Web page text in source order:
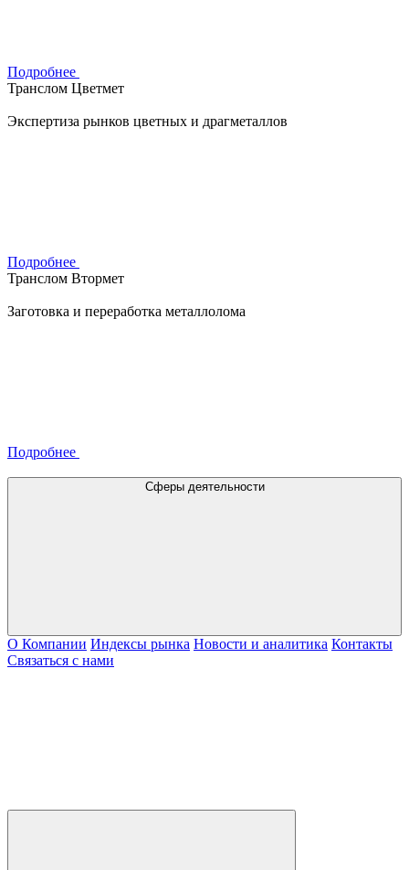
Подробнее
Транслом Цветмет
Экспертиза рынков цветных и драгметаллов
Подробнее
Транслом Втормет
Заготовка и переработка металлолома
Подробнее
Сферы деятельности
О Компании Индексы рынка Новости и аналитика Контакты
Связаться с нами